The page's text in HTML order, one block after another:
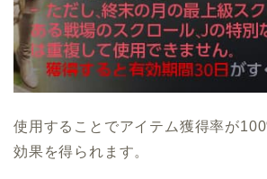
使用することでアイテム獲得率が
効果を得られます。